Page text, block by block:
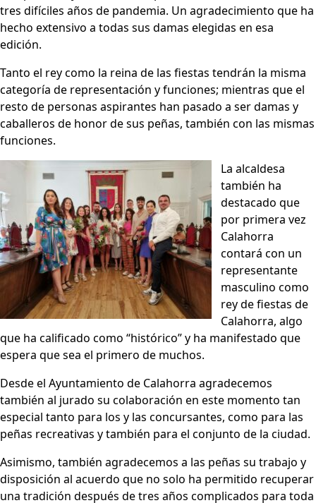
tres difíciles años de pandemia. Un agradecimiento que ha
hecho extensivo a todas sus damas elegidas en esa
edición.
Tanto el rey como la reina de las fiestas tendrán la misma
categoría de representación y funciones; mientras que el
resto de personas aspirantes han pasado a ser damas y
caballeros de honor de sus peñas, también con las mismas
funciones.
La alcaldesa
también ha
destacado que
por primera vez
Calahorra
contará con un
representante
masculino como
rey de fiestas de
Calahorra, algo
que ha calificado como “histórico” y ha manifestado que
espera que sea el primero de muchos.
Desde el Ayuntamiento de Calahorra agradecemos
también al jurado su colaboración en este momento tan
especial tanto para los y las concursantes, como para las
peñas recreativas y también para el conjunto de la ciudad.
Asimismo, también agradecemos a las peñas su trabajo y
disposición al acuerdo que no solo ha permitido recuperar
una tradición después de tres años complicados para toda